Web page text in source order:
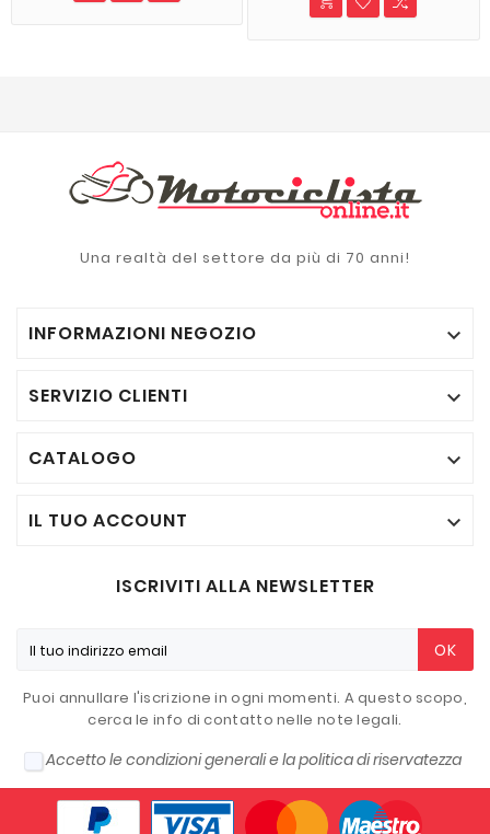
Una realtà del settore da più di 70 anni!
INFORMAZIONI NEGOZIO 
SERVIZIO CLIENTI 
CATALOGO 
IL TUO ACCOUNT 
ISCRIVITI ALLA NEWSLETTER
OK
Puoi annullare l'iscrizione in ogni momenti. A questo scopo,
cerca le info di contatto nelle note legali.
Accetto le condizioni generali e la politica di riservatezza